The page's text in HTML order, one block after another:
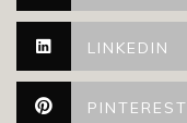
LINKEDIN
PINTEREST